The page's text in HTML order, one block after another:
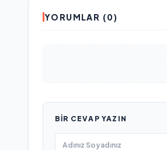
YORUMLAR (0)
BIR CEVAP YAZIN